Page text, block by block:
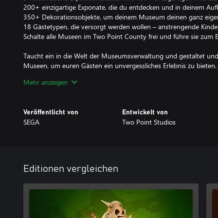
200+ einzigartige Exponate, die du entdecken und in deinem
350+ Dekorationsobjekte, um deinem Museum deinen ganz
18 Gästetypen, die versorgt werden wollen – anstrengende
Schalte alle Museen im Two Point County frei und führe sie zum
Taucht ein in die Welt der Museumsverwaltung und gestaltet
Museen, um euren Gästen ein unvergessliches Erlebnis zu
Gästen in euer Museum zu locken und ihren Wissensdurst mit
Dinosaurierskelette klettern.
größtenteils gut erhaltenen Artefakten zu suchen. Wenn (und
dann von ihrem Abenteuer zurückkehren, könnt ihr ihre
Schau stellen.
Mit der Zeit habt ihr bei der Entscheidung, wohin das nächste
mehr Auswahl, und könnt als Erinnerung an eure Entdeckungen
Mehr anzeigen
Veröffentlicht von
SEGA
Entwickelt von
Two Point Studios
Editionen vergleichen